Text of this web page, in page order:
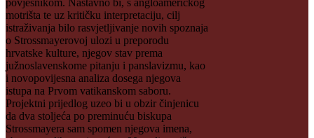
povjesnikom. Nastavno bi, s angloameričkog
motrišta te uz kritičku interpretaciju, cilj
istraživanja bilo rasvjetljivanje novih spoznaja
o Strossmayerovoj ulozi u preporodu
hrvatske kulture, njegov stav prema
južnoslavenskome pitanju i panslavizmu, kao
i novopovijesna analiza dosega njegova
istupa na Prvom vatikanskom saboru.
Projektni prijedlog uzeo bi u obzir činjenicu
da dva stoljeća po preminuću biskupa
Strossmayera sam spomen njegova imena,